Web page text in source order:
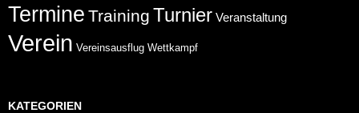
Termine Training Turnier Veranstaltung
Verein Vereinsausflug Wettkampf
KATEGORIEN